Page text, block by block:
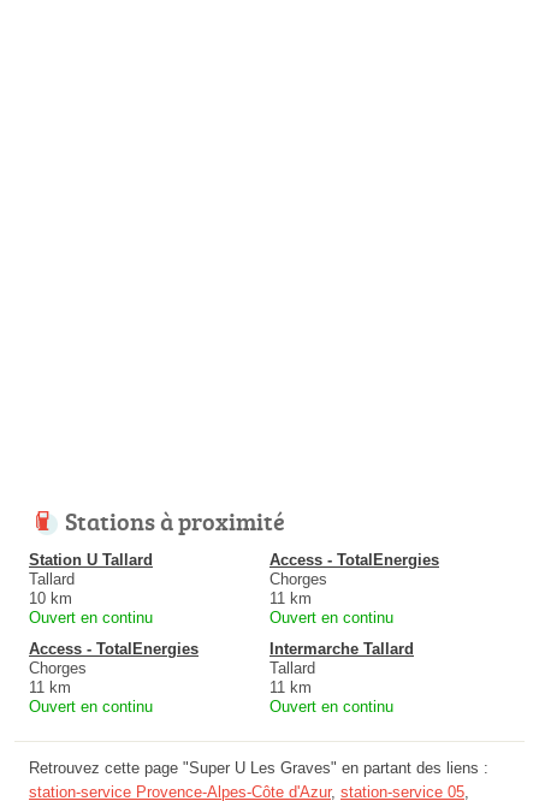
Stations à proximité
Station U Tallard
Tallard
10 km
Ouvert en continu
Access - TotalEnergies
Chorges
11 km
Ouvert en continu
Access - TotalEnergies
Chorges
11 km
Ouvert en continu
Intermarche Tallard
Tallard
11 km
Ouvert en continu
Retrouvez cette page "Super U Les Graves" en partant des liens :
station-service Provence-Alpes-Côte d'Azur, station-service 05,